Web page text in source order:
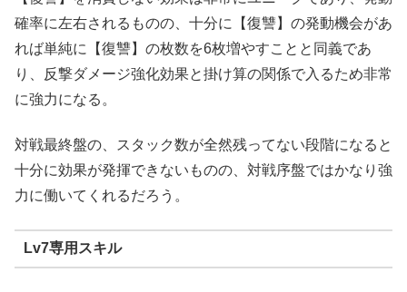
確率に左右されるものの、十分に【復讐】の発動機会があ
れば単純に【復讐】の枚数を6枚増やすことと同義であ
り、反撃ダメージ強化効果と掛け算の関係で入るため非常
に強力になる。
対戦最終盤の、スタック数が全然残ってない段階になると
十分に効果が発揮できないものの、対戦序盤ではかなり強
力に働いてくれるだろう。
Lv7専用スキル